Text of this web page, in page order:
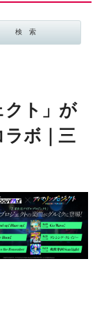
クト」が
ラボ｜三